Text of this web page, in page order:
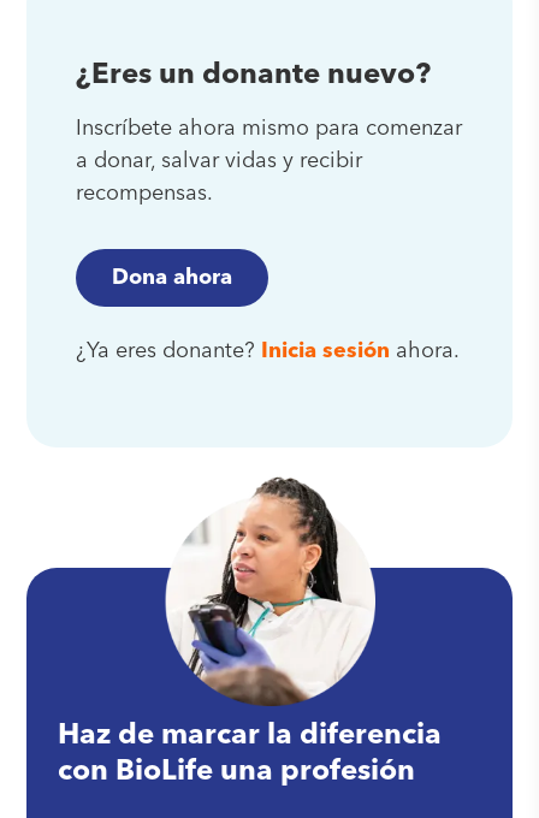
¿Eres un donante nuevo?
Inscríbete ahora mismo para comenzar
a donar, salvar vidas y recibir
recompensas.
Dona ahora
¿Ya eres donante? Inicia sesión ahora.
Haz de marcar la diferencia
con BioLife una profesión